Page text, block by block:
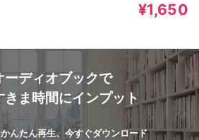
¥1,650
ーディオブックで
きま時間にインプット
んたん再生、今すぐダウンロード